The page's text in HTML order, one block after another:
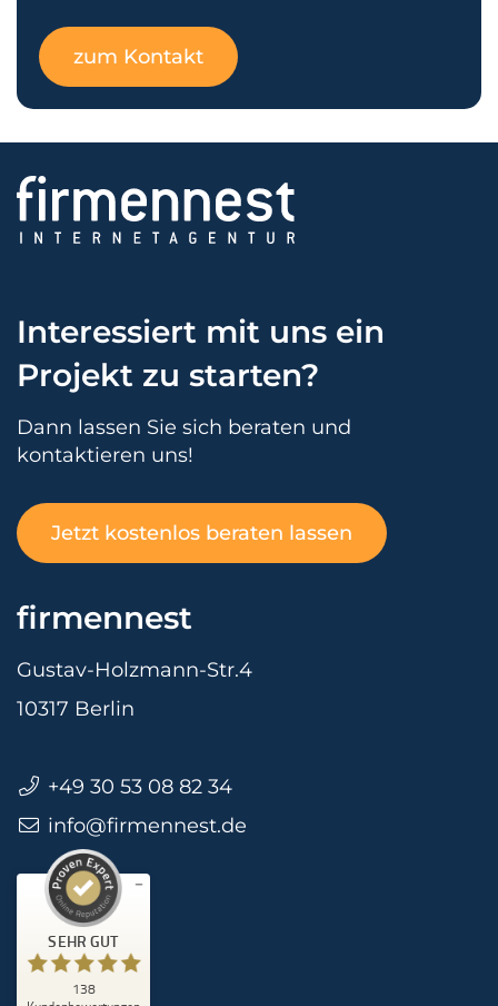
zum Kontakt
Interessiert mit uns ein
Projekt zu starten?
Dann lassen Sie sich beraten und
kontaktieren uns!
Jetzt kostenlos beraten lassen
firmennest
Gustav-Holzmann-Str.4
10317 Berlin
+49 30 53 08 82 34
info@firmennest.de
SEHR GUT
138
Kundenbewertungen und Erfahrungen zu
SEHR GUT
4,90
/
5,00